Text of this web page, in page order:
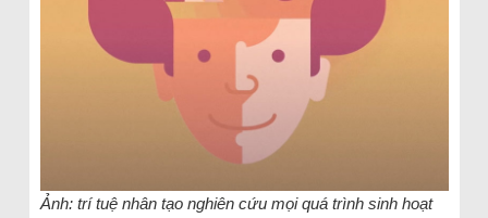
Ảnh: trí tuệ nhân tạo nghiên cứu mọi quá trình sinh hoạt